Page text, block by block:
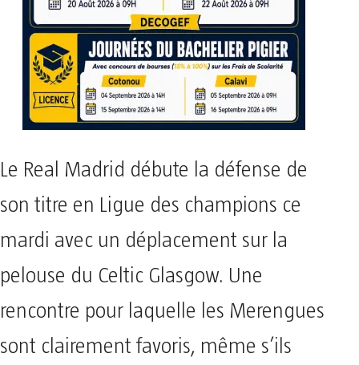
Le Real Madrid débute la défense de
son titre en Ligue des champions ce
mardi avec un déplacement sur la
pelouse du Celtic Glasgow. Une
rencontre pour laquelle les Merengues
sont clairement favoris, même s’ils